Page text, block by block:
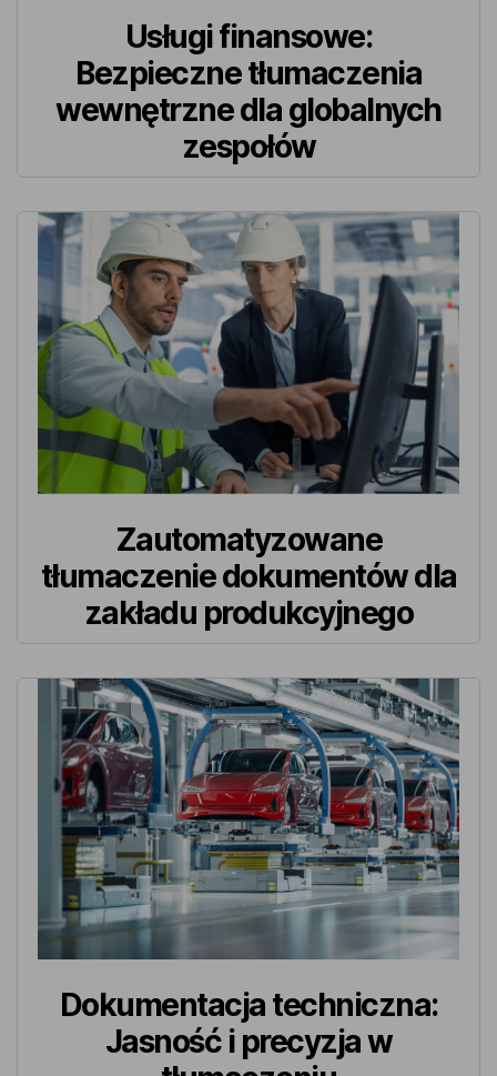
Usługi finansowe:
Bezpieczne tłumaczenia
wewnętrzne dla globalnych
zespołów
Zautomatyzowane
tłumaczenie dokumentów dla
zakładu produkcyjnego
Dokumentacja techniczna:
Jasność i precyzja w